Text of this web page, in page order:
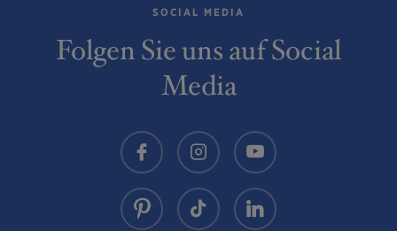
SOCIAL MEDIA
Folgen Sie uns auf Social
Media